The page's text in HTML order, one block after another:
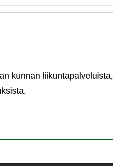
kunnan liikuntapalveluista,